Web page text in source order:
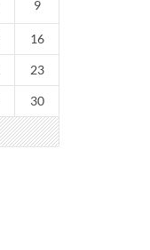
9
16
23
30